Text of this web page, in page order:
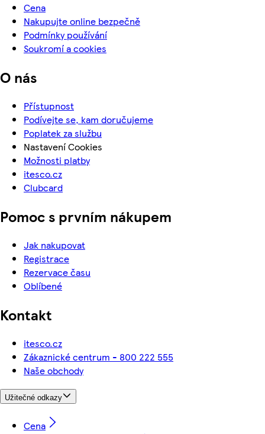
Cena
Nakupujte online bezpečně
Podmínky používání
Soukromí a cookies
O nás
Přístupnost
Podívejte se, kam doručujeme
Poplatek za službu
Nastavení Cookies
Možnosti platby
itesco.cz
Clubcard
Pomoc s prvním nákupem
Jak nakupovat
Registrace
Rezervace času
Oblíbené
Kontakt
itesco.cz
Zákaznické centrum - 800 222 555
Naše obchody
Užitečné odkazy
Cena